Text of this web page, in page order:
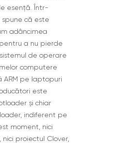
esență. Într-
că este
adâncimea
a nu pierde
de operare
computere
ARM pe laptopuri
este
și chiar
indiferent pe
moment, nici
proiectul Clover,